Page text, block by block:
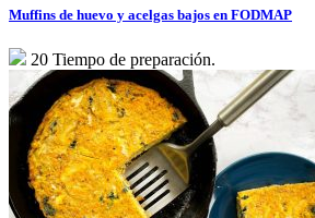
Muffins de huevo y acelgas bajos en FODMAP
20 Tiempo de preparación.